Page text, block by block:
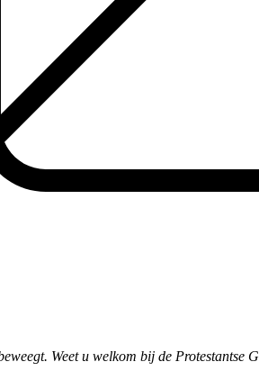
Weet u welkom bij de Protestantse